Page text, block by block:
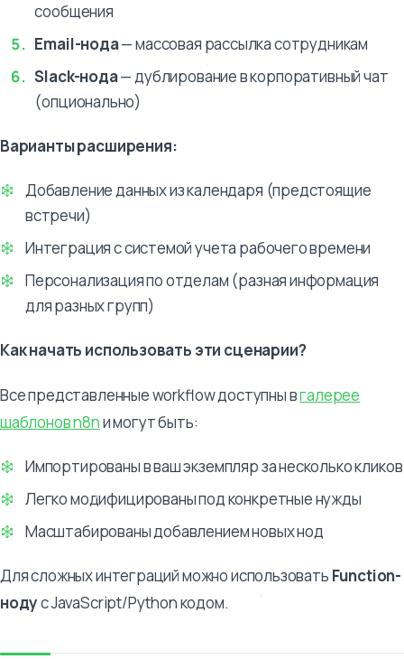
сообщения
Email-нода— массовая рассылка сотрудникам
Slack-нода— дублирование в корпоративный чат
(опционально)
Варианты расширения:
Добавление данных из календаря (предстоящие
встречи)
Интеграция с системой учета рабочего времени
Персонализация по отделам (разная информация
для разных групп)
Как начать использовать эти сценарии?
Все представленные workflow доступны вгалерее
шаблонов n8nи могут быть:
Импортированы в ваш экземпляр за несколько кликов
Легко модифицированы под конкретные нужды
Масштабированы добавлением новых нод
Для сложных интеграций можно использовать Function-
нодус JavaScript/Python кодом.